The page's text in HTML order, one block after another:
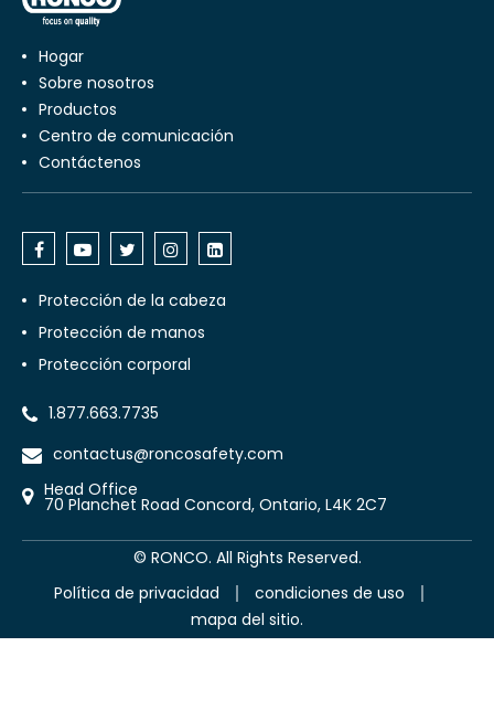
Hogar
Sobre nosotros
productos
centro de comunicación
Contáctenos
Protección de la cabeza
Protección de manos
Protección corporal
1.877.663.7735
contactus@roncosafety.com
Head Office
70 Planchet Road Concord, Ontario, L4K 2C7
© RONCO. All Rights Reserved.
Política de privacidad
condiciones de uso
mapa del sitio.